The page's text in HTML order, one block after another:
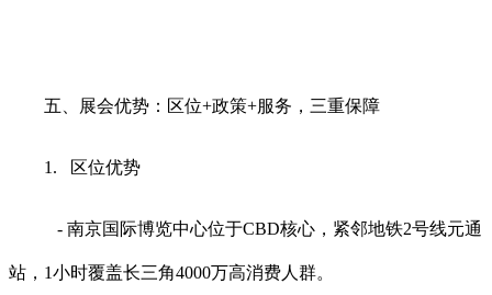
五、展会优势：区位+政策+服务，三重保障
1. 区位优势
- 南京国际博览中心位于CBD核心，紧邻地铁2号线元通
站，1小时覆盖长三角4000万高消费人群。